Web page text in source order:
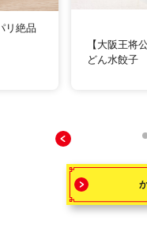
リ絶品
【大阪王将
どん水餃子